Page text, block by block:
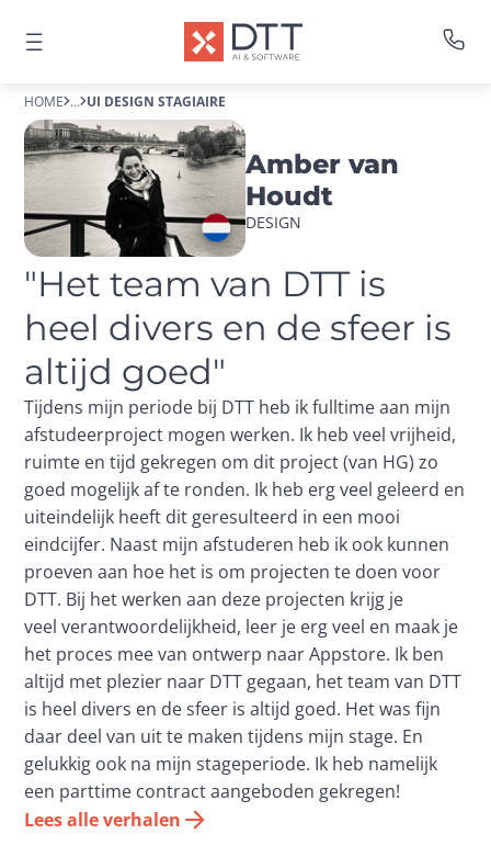
HOME ... UI DESIGN STAGIAIRE
Amber van
Houdt
DESIGN
"Het team van DTT is
heel divers en de sfeer is
altijd goed"
Tijdens mijn periode bij DTT heb ik fulltime aan mijn
afstudeerproject mogen werken. Ik heb veel vrijheid,
ruimte en tijd gekregen om dit project (van HG) zo
goed mogelijk af te ronden. Ik heb erg veel geleerd en
uiteindelijk heeft dit geresulteerd in een mooi
eindcijfer. Naast mijn afstuderen heb ik ook kunnen
proeven aan hoe het is om projecten te doen voor
DTT. Bij het werken aan deze projecten krijg je
veel verantwoordelijkheid, leer je erg veel en maak je
het proces mee van ontwerp naar Appstore. Ik ben
altijd met plezier naar DTT gegaan, het team van DTT
is heel divers en de sfeer is altijd goed. Het was fijn
daar deel van uit te maken tijdens mijn stage. En
gelukkig ook na mijn stageperiode. Ik heb namelijk
een parttime contract aangeboden gekregen!
Lees alle verhalen